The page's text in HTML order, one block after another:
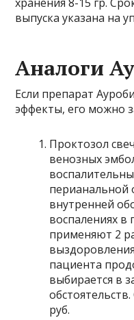
выпуска указана на
Аналоги
Если препарат
эффекты, его можно
Проктозол
венозных
перианальной
внутренней
воспалениях
применяют 2
пациента
выбирается в
руб.